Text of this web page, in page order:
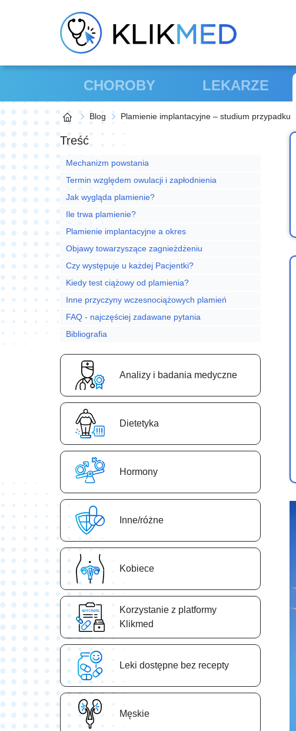
CHOROBY LEKARZE
Blog Plamienie implantacyjne – studium przypadku
Treść
Mechanizm powstania
Termin względem owulacji i zapłodnienia
Jak wygląda plamienie?
Ile trwa plamienie?
Plamienie implantacyjne a okres
Objawy towarzyszące zagnieżdżeniu
Czy występuje u każdej Pacjentki?
Kiedy test ciążowy od plamienia?
Inne przyczyny wczesnociążowych plamień
FAQ - najczęściej zadawane pytania
Bibliografia
Analizy i badania medyczne
Dietetyka
Hormony
Inne/różne
Kobiece
Korzystanie z platformy
Klikmed
Leki dostępne bez recepty
Męskie